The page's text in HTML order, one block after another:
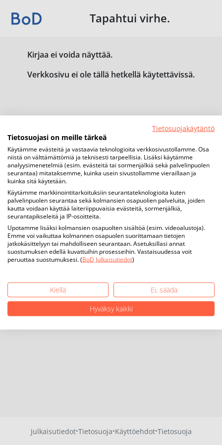
Tapahtui virhe.
Kirjaa ei voida näyttää.
Verkkosivu ei ole tällä hetkellä käytettävissä.
Julkaisutiedot·Tietosuoja·Käyttöehdot·Tietosuoja
Tietosuojakäytäntö
Tietosuojasi on meille tärkeä
Käytämme evästeitä ja vastaavia teknologioita verkkosivustollamme. Osa
niistä on välttämättömiä ja teknisesti tarpeellisia. Lisäksi käytämme
analyysimenetelmiä (esim. evästeitä tai sormenjälkiä sekä palvelinpuolen
seurantaa) mitataksemme, kuinka usein sivustollamme vieraillaan ja
kuinka sitä käytetään.
Käytämme markkinointitarkoituksiin seurantateknologioita kuten
palvelinpuolen seurantaa sekä kolmansien osapuolien palveluita, joiden
kautta voidaan käyttää laiteriippuvaisia evästeitä, sormenjälkiä,
seurantapikseleitä ja IP-osoitteita.
Upotamme lisäksi kolmansien osapuolten sisältöä (esim. videoalustoja).
Emme voi vaikuttaa kolmannen osapuolen suorittamaan tietojen
jatkokäsittelyyn tai mahdolliseen seurantaan. Asetuksillasi annat
suostumuksen edellä kuvattuihin prosesseihin. Vastaisuudessa voit
peruuttaa suostumuksesi. (BoD Julkaisutiedot)
Kiellä
Ei, säädä
Hyväksy kaikki